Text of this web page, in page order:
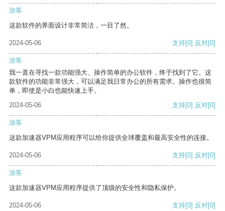
游客
这款软件的界面设计非常简洁，一目了然。
2024-05-06 支持[0] 反对[0]
游客
我一直在寻找一款功能强大、操作简单的办公软件，终于找到了它。这
款软件的功能非常强大，可以满足我日常办公的所有需求。操作也很简
单，即使是小白也能快速上手。
2024-05-06
支持[0] 反对[0]
游客
这款加速器VPM应用程序可以给你提供全球覆盖和最高安全性的连接。
2024-05-06 支持[0] 反对[0]
游客
这款加速器VPM应用程序提供了顶级的安全性和隐私保护。
2024-05-06 支持[0] 反对[0]